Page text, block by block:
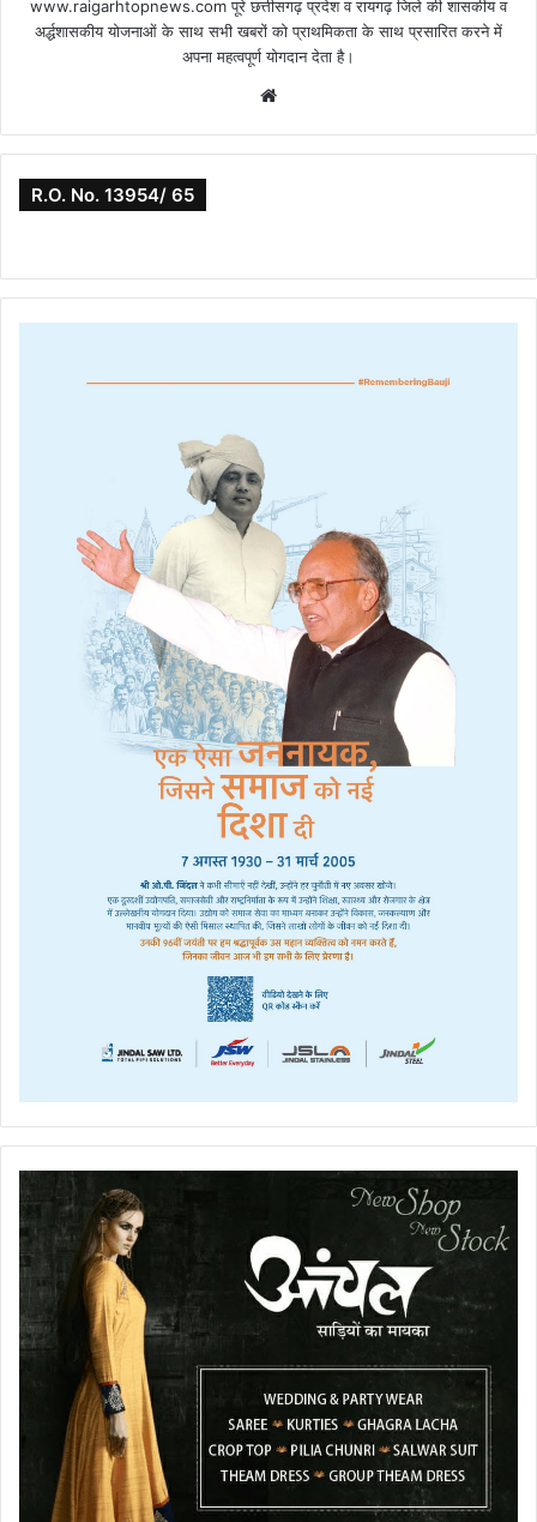
www.raigarhtopnews.com पूरे छत्तीसगढ़ प्रदेश व रायगढ़ जिले की शासकीय व
अर्द्धशासकीय योजनाओं के साथ सभी खबरों को प्राथमिकता के साथ प्रसारित करने में
अपना महत्वपूर्ण योगदान देता है।
R.O. No. 13954/ 65